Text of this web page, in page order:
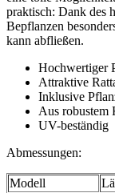
praktisch: Dank des
Bepflanzen
kann abfließen.
Hochwertiger
Attraktive
Inklusive
Aus robustem
UV-beständig
Abmessungen:
Modell